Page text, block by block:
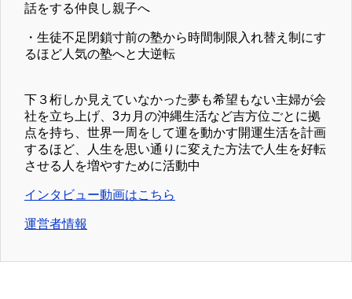
話をする仲良し親子へ
・生徒不足閉鎖寸前の塾から時間制限入れ替え制にす
るほど人気の塾へと大逆転
下３桁しか見えていなかった夢も希望もない主婦が会
社を立ち上げ、3カ月の沖縄生活など吉方位ごとに拠
点を持ち、世界一周をして運を動かす開運生活を計画
するほど、人生を思い通りに変えた方法で人生を好転
させる人を増やすために活動中
インタビュー動画はこちら
運営者情報